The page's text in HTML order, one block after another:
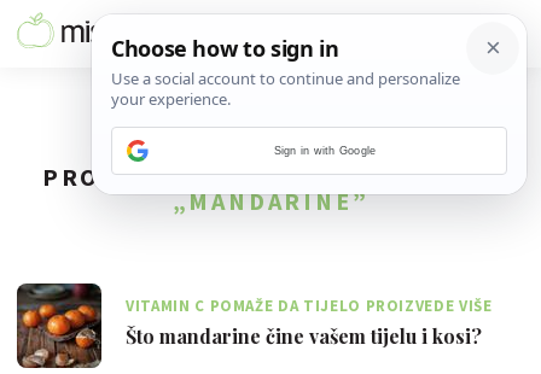
PRONAĐENO8REZULTATA ZA TAG
„MANDARINE”
VITAMIN C POMAŽE DA TIJELO PROIZVEDE VIŠE
KOLAGENA
Što mandarine čine vašem tijelu i kosi?
Sign in with Google